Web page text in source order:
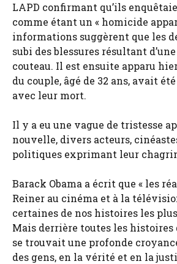
LAPD confirmant qu’ils
comme étant un « homicide
informations suggèrent que les
subi des blessures résultant
couteau. Il est ensuite apparu
du couple, âgé de 32 ans, avait
avec leur mort.
Il y a eu une vague de tristesse
nouvelle, divers acteurs,
politiques exprimant leur
Barack Obama a écrit que « les
Reiner au cinéma et à la
certaines de nos histoires les
Mais derrière toutes les histoires
se trouvait une profonde
des gens, en la vérité et en la